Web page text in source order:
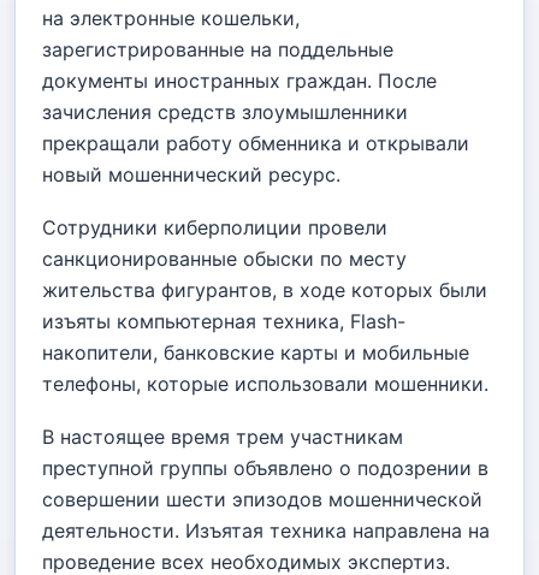
на электронные кошельки,
зарегистрированные на поддельные
документы иностранных граждан. После
зачисления средств злоумышленники
прекращали работу обменника и открывали
новый мошеннический ресурс.
Сотрудники киберполиции провели
санкционированные обыски по месту
жительства фигурантов, в ходе которых были
изъяты компьютерная техника, Flash-
накопители, банковские карты и мобильные
телефоны, которые использовали мошенники.
В настоящее время трем участникам
преступной группы объявлено о подозрении в
совершении шести эпизодов мошеннической
деятельности. Изъятая техника направлена на
проведение всех необходимых экспертиз.